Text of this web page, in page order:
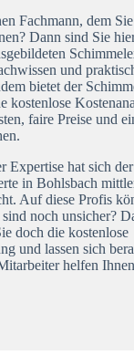
Fachmann, dem
Dann sind Sie
und
bietet der
kostenlose
faire Preise und
Expertise hat sich der
in Bohlsbach
Auf diese Profis
noch unsicher?
doch die kostenlose
und lassen sich
helfen